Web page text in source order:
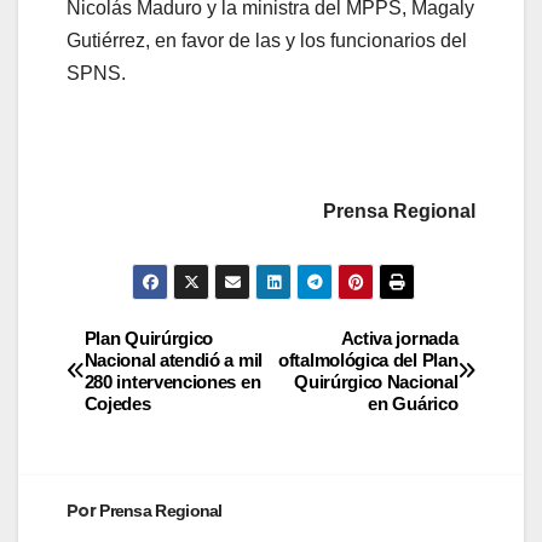
Nicolás Maduro y la ministra del MPPS, Magaly
Gutiérrez, en favor de las y los funcionarios del
SPNS.
Prensa Regional
Activa jornada
oftalmológica del Plan
Quirúrgico Nacional
en Guárico
Plan Quirúrgico
Nacional atendió a mil
280 intervenciones en
Cojedes
PorPrensa Regional